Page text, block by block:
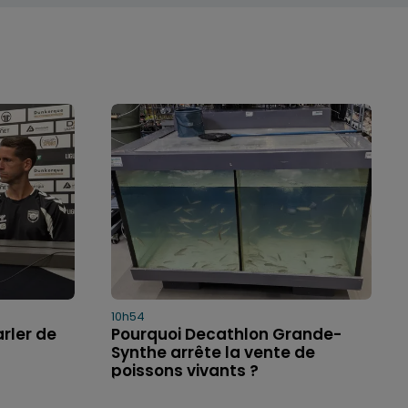
de
10h54
Pourquoi Decathlon Grande-
Synthe arrête la vente de
poissons vivants ?